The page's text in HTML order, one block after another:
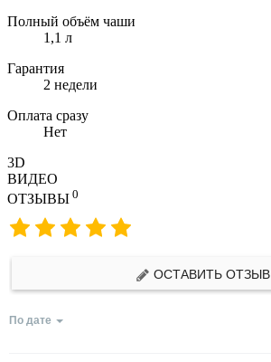
Полный объём чаши
1,1 л
Гарантия
2 недели
Оплата сразу
Нет
3D
ВИДЕО
ОТЗЫВЫ 0
ОСТАВИТЬ ОТЗЫВ
По дате